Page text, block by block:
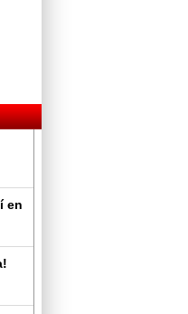
en